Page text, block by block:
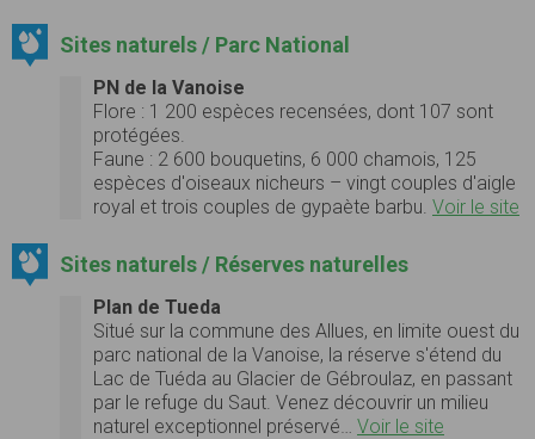
Sites naturels / Parc National
PN de la Vanoise
Flore : 1 200 espèces recensées, dont 107 sont
protégées.
Faune : 2 600 bouquetins, 6 000 chamois, 125
espèces d'oiseaux nicheurs – vingt couples d'aigle
royal et trois couples de gypaète barbu. Voir le site
Sites naturels / Réserves naturelles
Plan de Tueda
Situé sur la commune des Allues, en limite ouest du
parc national de la Vanoise, la réserve s'étend du
Lac de Tuéda au Glacier de Gébroulaz, en passant
par le refuge du Saut. Venez découvrir un milieu
naturel exceptionnel préservé… Voir le site